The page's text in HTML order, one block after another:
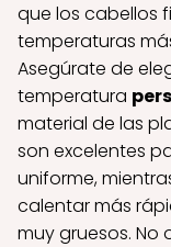
que los cabellos
temperaturas
Asegúrate de
temperatura
material de las
son excelentes
uniforme,
calentar más
muy gruesos. No